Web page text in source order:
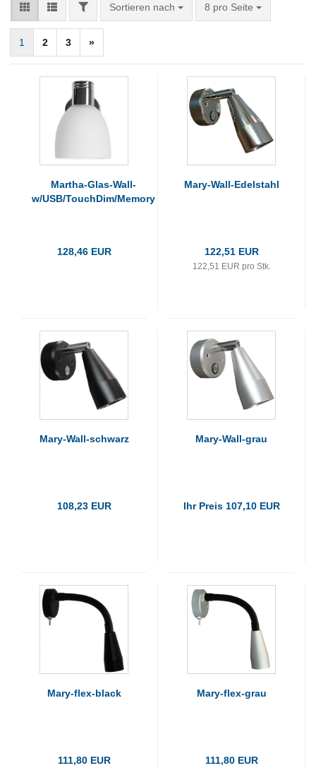
FILTERSortieren nach
Sortieren nach 8 pro Seite
pro Seite
1 2 3 »
Martha-Glas-Wall-
w/USB/TouchDim/Memory
128,46 EUR
Mary-Wall-Edelstahl
122,51 EUR
122,51 EUR pro Stk.
Mary-Wall-schwarz
108,23 EUR
Mary-Wall-grau
Ihr Preis 107,10 EUR
Mary-flex-black
111,80 EUR
Mary-flex-grau
111,80 EUR